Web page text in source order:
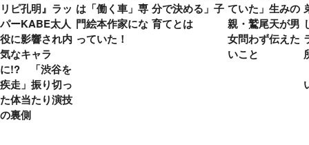
リピ孔明』ラッ
パーKABE太人
役に影響され内
気なキャラ
に!? 「渋谷を
疾走」振り切っ
た体当たり演技
の裏側
は「働く車」専
門絵本作家にな
っていた！
分で決める」子
育てとは
ていた」生みの
親・鷲尾天が男
女問わず伝えた
いこと